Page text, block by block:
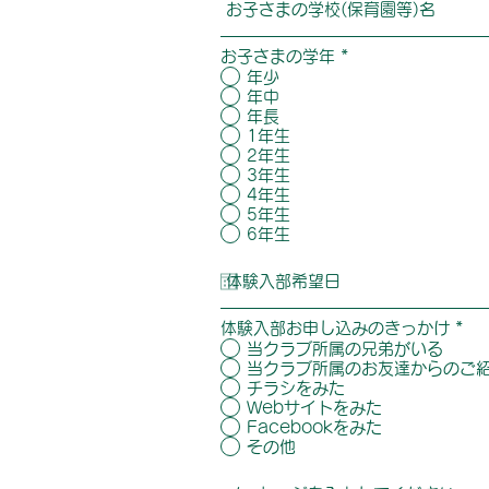
お子さまの学年 *
年少
年中
年長
1年生
2年生
3年生
4年生
5年生
6年生
体験入部お申し込みのきっかけ *
当クラブ所属の兄弟がいる
当クラブ所属のお友達からのご
チラシをみた
Webサイトをみた
Facebookをみた
その他